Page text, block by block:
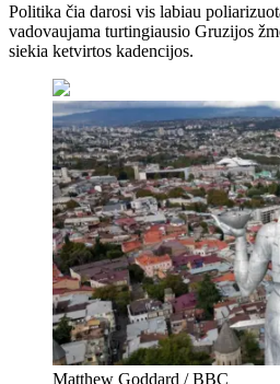
Politika čia darosi vis labiau
vadovaujama turtingiausio Gruzijos
siekia ketvirtos kadencijos.
Matthew Goddard / BBC